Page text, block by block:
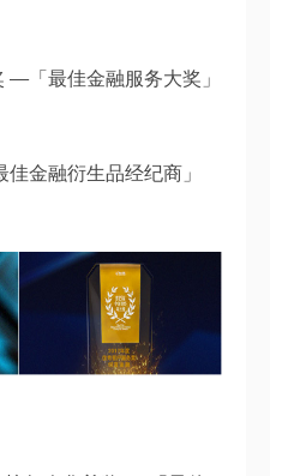
—「最佳金融服务大奖」
金融衍生品经纪商」